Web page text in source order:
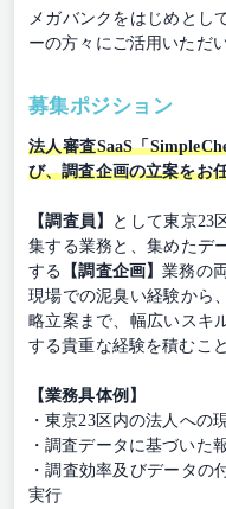
メガバンクをはじめとし
ーの方々にご活用いただ
募集ポジション
法人審査SaaS「
び、調査企画の立案をお
【調査員】
として東京23
集する業務と、集めたデ
する 【調査企画】業務の
現場での泥臭い経験から
略立案まで、幅広いスキ
する貴重な経験を積むこ
【業務具体例】
・東京23区内の法人への
・調査データに基づいた
・調査効率及びデータの
実行